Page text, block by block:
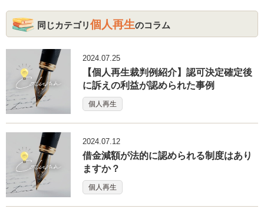
同じカテゴリ個人再生のコラム
2024.07.25
【個人再生裁判例紹介】認可決定確定後
に訴えの利益が認められた事例
個人再生
2024.07.12
借金減額が法的に認められる制度はあり
ますか？
個人再生